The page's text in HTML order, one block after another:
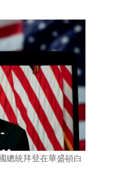
總統拜登在華盛頓白